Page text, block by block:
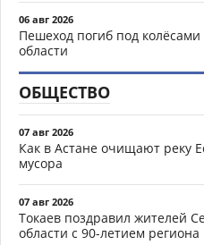
06 авг 2026
Пешеход погиб под колёсами
области
ОБЩЕСТВО
07 авг 2026
Как в Астане очищают реку
мусора
07 авг 2026
Токаев поздравил жителей
области с 90-летием региона